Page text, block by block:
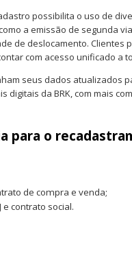
possibilita o uso de
a emissão de segunda
de deslocamento. Clientes
com acesso unificado a
seus dados atualizados
digitais da BRK, com mais
para o
de compra e venda;
e contrato social.